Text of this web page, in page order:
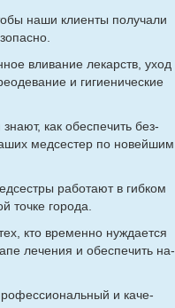
на­ши кли­ен­ты по­лу­ча­ли
вли­ва­ние ле­карств, уход
и ги­ги­е­ни­че­ские
как обес­пе­чить без­
мед­се­стер по но­вей­шим
ра­бо­та­ют в гиб­ком
точ­ке го­ро­да.
кто вре­мен­но нуж­да­ет­ся
ле­че­ния и обес­пе­чить на­
и ка­че­